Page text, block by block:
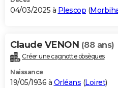
04/03/2025 à Plescop (
Claude VENON (88 ans)
Créer une cagnotte obsèques
Naissance
19/05/1936 à Orléans (Loiret)